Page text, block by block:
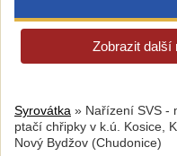
Zobrazit další
Syrovátka » Nařízení SVS -
ptačí chřipky v k.ú. Kosice,
Nový Bydžov (Chudonice)